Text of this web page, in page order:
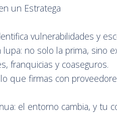
un Estratega
vulnerabilidades y
lupa: no solo la prima, sino
franquicias y coaseguros.
que firmas con
el entorno cambia, y tu